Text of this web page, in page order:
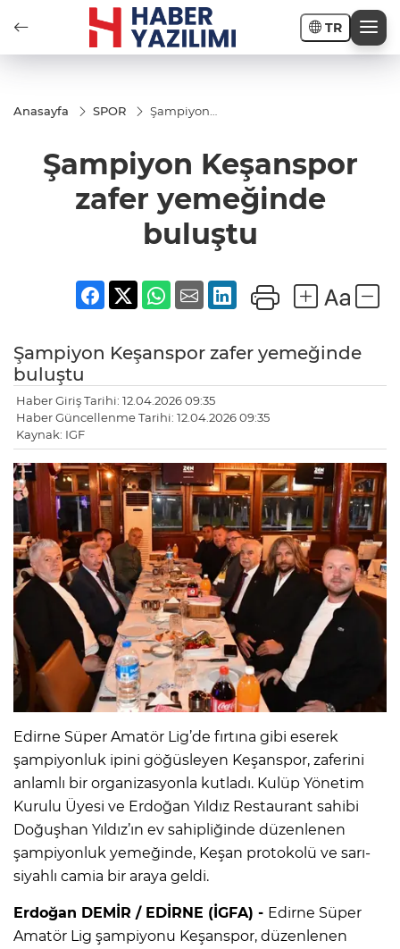
TR
Anasayfa SPOR
Şampiyon
yemeğinde
buluştu
Şampiyon Keşanspor
zafer yemeğinde
buluştu
Şampiyon Keşanspor zafer yemeğinde
buluştu
Haber Giriş Tarihi: 12.04.2026 09:35
Haber Güncellenme Tarihi: 12.04.2026 09:35
Kaynak: IGF
Edirne Süper Amatör Lig’de fırtına gibi eserek
şampiyonluk ipini göğüsleyen Keşanspor, zaferini
anlamlı bir organizasyonla kutladı. Kulüp Yönetim
Kurulu Üyesi ve Erdoğan Yıldız Restaurant sahibi
Doğuşhan Yıldız’ın ev sahipliğinde düzenlenen
şampiyonluk yemeğinde, Keşan protokolü ve sarı-
siyahlı camia bir araya geldi.
Erdoğan DEMİR / EDİRNE (İGFA) - Edirne Süper
Amatör Lig şampiyonu Keşanspor, düzenlenen